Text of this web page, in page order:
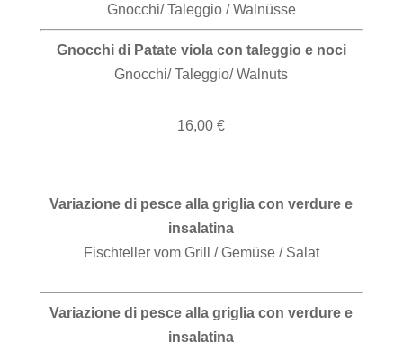
Gnocchi/ Taleggio / Walnüsse
Gnocchi di Patate viola con taleggio e noci
Gnocchi/ Taleggio/ Walnuts
16,00 €
Variazione di pesce alla griglia con verdure e
insalatina
Fischteller vom Grill / Gemüse / Salat
Variazione di pesce alla griglia con verdure e
insalatina